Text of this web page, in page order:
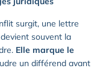
surgit, une lettre
souvent la
Elle marque le
un différend avant